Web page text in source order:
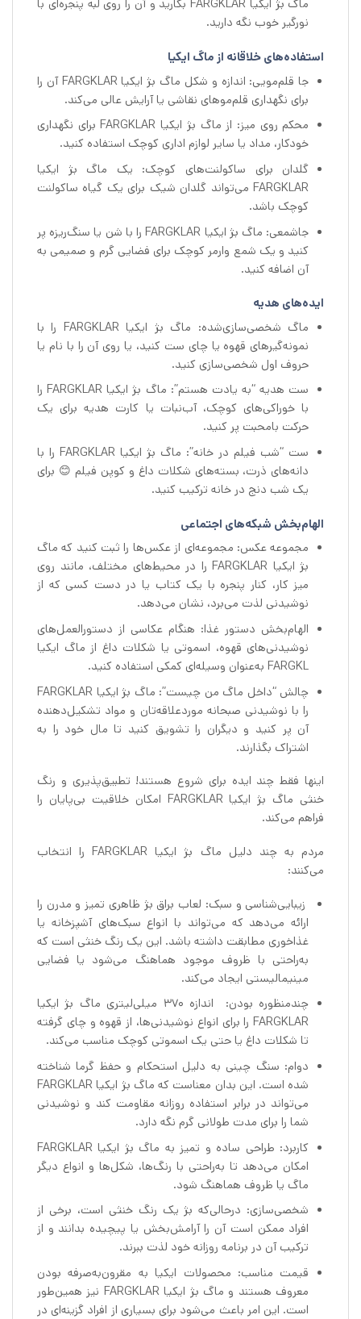
ماگ بژ ایکیا FARGKLAR بکارید و آن را روی لبه پنجره‌ای با
نورگیر خوب نگه دارید.
استفاده‌های خلاقانه از ماگ ایکیا
جا قلم‌مویی: اندازه و شکل ماگ بژ ایکیا FARGKLAR آن را
برای نگهداری قلم‌موهای نقاشی یا آرایش عالی می‌کند.
محکم روی میز: از ماگ بژ ایکیا FARGKLAR برای نگهداری
خودکار، مداد یا سایر لوازم اداری کوچک استفاده کنید.
گلدان برای ساکولنت‌های کوچک: یک ماگ بژ ایکیا
FARGKLAR می‌تواند گلدان شیک برای یک گیاه ساکولنت
کوچک باشد.
جاشمعی: ماگ بژ ایکیا FARGKLAR را با شن یا سنگ‌ریزه پر
کنید و یک شمع وارمر کوچک برای فضایی گرم و صمیمی به
آن اضافه کنید.
ایده‌های هدیه
ماگ شخصی‌سازی‌شده: ماگ بژ ایکیا FARGKLAR را با
نمونه‌گیرهای قهوه یا چای ست کنید، یا روی آن را با نام یا
حروف اول شخصی‌سازی کنید.
ست هدیه “به یادت هستم”: ماگ بژ ایکیا FARGKLAR را
با خوراکی‌های کوچک، آب‌نبات یا کارت هدیه برای یک
حرکت بامحبت پر کنید.
ست “شب فیلم در خانه”: ماگ بژ ایکیا FARGKLAR را با
دانه‌های ذرت، بسته‌های شکلات داغ و کوپن فیلم 😊 برای
یک شب دنج در خانه ترکیب کنید.
الهام‌بخش شبکه‌های اجتماعی
مجموعه عکس: مجموعه‌ای از عکس‌ها را ثبت کنید که ماگ
بژ ایکیا FARGKLAR را در محیط‌های مختلف، مانند روی
میز کار، کنار پنجره با یک کتاب یا در دست کسی که از
نوشیدنی لذت می‌برد، نشان می‌دهد.
الهام‌بخش دستور غذا: هنگام عکاسی از دستورالعمل‌های
نوشیدنی‌های قهوه، اسموتی یا شکلات داغ از ماگ ایکیا
FARGKL به‌عنوان وسیله‌ای کمکی استفاده کنید.
چالش “داخل ماگ من چیست”: ماگ بژ ایکیا FARGKLAR
را با نوشیدنی صبحانه موردعلاقه‌تان و مواد تشکیل‌دهنده
آن پر کنید و دیگران را تشویق کنید تا مال خود را به
اشتراک بگذارند.
اینها فقط چند ایده برای شروع هستند! تطبیق‌پذیری و رنگ
خنثی ماگ بژ ایکیا FARGKLAR امکان خلاقیت بی‌پایان را
فراهم می‌کند.
مردم به چند دلیل ماگ بژ ایکیا FARGKLAR را انتخاب
می‌کنند:
زیبایی‌شناسی و سبک: لعاب براق بژ ظاهری تمیز و مدرن را
ارائه می‌دهد که می‌تواند با انواع سبک‌های آشپزخانه یا
غذاخوری مطابقت داشته باشد. این یک رنگ خنثی است که
به‌راحتی با ظروف موجود هماهنگ می‌شود یا فضایی
مینیمالیستی ایجاد می‌کند.
چندمنظوره بودن: اندازه ۳۷۰ میلی‌لیتری ماگ بژ ایکیا
FARGKLAR را برای انواع نوشیدنی‌ها، از قهوه و چای گرفته
تا شکلات داغ یا حتی یک اسموتی کوچک مناسب می‌کند.
دوام: سنگ چینی به دلیل استحکام و حفظ گرما شناخته
شده است. این بدان معناست که ماگ بژ ایکیا FARGKLAR
می‌تواند در برابر استفاده روزانه مقاومت کند و نوشیدنی
شما را برای مدت طولانی گرم نگه دارد.
کاربرد: طراحی ساده و تمیز به ماگ بژ ایکیا FARGKLAR
امکان می‌دهد تا به‌راحتی با رنگ‌ها، شکل‌ها و انواع دیگر
ماگ یا ظروف هماهنگ شود.
شخصی‌سازی: درحالی‌که بژ یک رنگ خنثی است، برخی از
افراد ممکن است آن را آرامش‌بخش یا پیچیده بدانند و از
ترکیب آن در برنامه روزانه خود لذت ببرند.
قیمت مناسب: محصولات ایکیا به مقرون‌به‌صرفه بودن
معروف هستند و ماگ بژ ایکیا FARGKLAR نیز همین‌طور
است. این امر باعث می‌شود برای بسیاری از افراد گزینه‌ای در